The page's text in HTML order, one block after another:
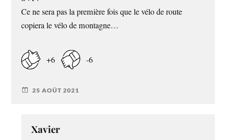
Ce ne sera pas la première fois que le vélo de route
copiera le vélo de montagne…
+6 -6
25 AOÛT 2021
Xavier